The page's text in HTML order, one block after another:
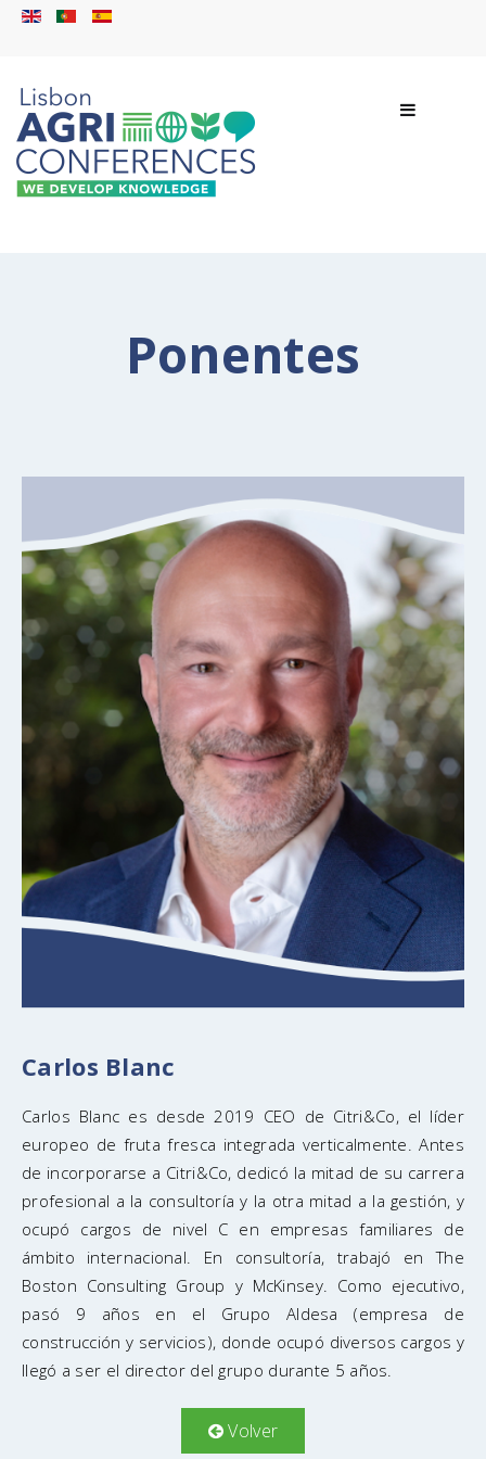
Ponentes
Carlos Blanc
Carlos Blanc es desde 2019 CEO de Citri&Co, el líder
europeo de fruta fresca integrada verticalmente. Antes
de incorporarse a Citri&Co, dedicó la mitad de su carrera
profesional a la consultoría y la otra mitad a la gestión, y
ocupó cargos de nivel C en empresas familiares de
ámbito internacional. En consultoría, trabajó en The
Boston Consulting Group y McKinsey. Como ejecutivo,
pasó 9 años en el Grupo Aldesa (empresa de
construcción y servicios), donde ocupó diversos cargos y
llegó a ser el director del grupo durante 5 años.
Volver